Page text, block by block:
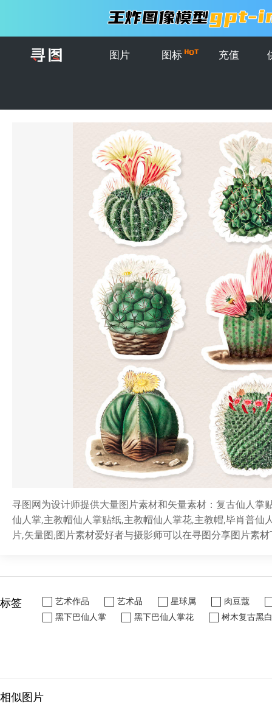
图片 图标 充值
寻图网为设计师提供大量图片素材和矢量素材：复古仙人掌
仙人掌,主教帽仙人掌贴纸,主教帽仙人掌花,主教帽,毕肖普仙
片,矢量图;图片素材爱好者与摄影师可以在寻图分享图片素
标签 艺术作品 艺术品 星球属
肉豆蔻
黑下巴仙人掌
黑下巴仙人掌花 树木复古黑白
相似图片